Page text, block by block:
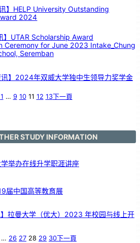
讯】HELP University Outstanding
2024
】UTAR Scholarship Award
Ceremony for June 2023 Intake_Chung
Seremban
讯】2024年双威大学独中生领导力奖学金
1 … 9 10 11 12 13下一頁
STUDY INFORMATION
举办在线升学职涯讲座
届中国高等教育展
】拉曼大学（优大）2023 年校园与线上开
… 26 27 28 29 30下一頁